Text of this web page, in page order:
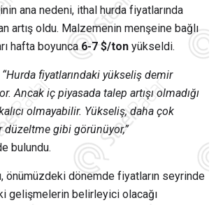
ana nedeni, ithal hurda fiyatlarında
artış oldu. Malzemenin menşeine bağlı
hafta boyunca6-7 $/ton yükseldi.
“Hurda fiyatlarındaki yükseliş demir
Ancak iç piyasada talep artışı olmadığı
olmayabilir. Yükseliş, daha çok
düzeltme gibi görünüyor,”
bulundu.
önümüzdeki dönemde fiyatların seyrinde
gelişmelerin belirleyici olacağı